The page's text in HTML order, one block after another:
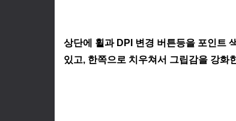
상단에 휠과 DPI 변경 버튼등을 포인트
있고, 한쪽으로 치우쳐서 그립감을 강화